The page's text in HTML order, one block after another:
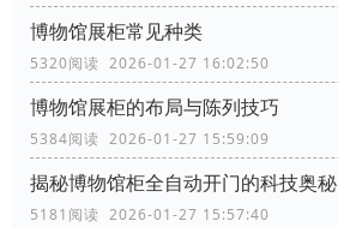
博物馆展柜常见种类
5320阅读 2026-01-27 16:02:50
博物馆展柜的布局与陈列技巧
5384阅读 2026-01-27 15:59:09
揭秘博物馆柜全自动开门的科技奥秘
5181阅读 2026-01-27 15:57:40